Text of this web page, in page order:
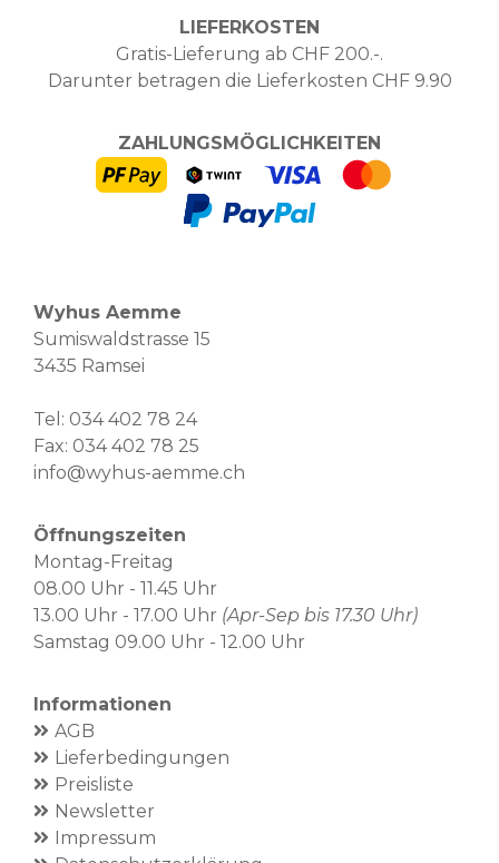
LIEFERKOSTEN
Gratis-Lieferung ab CHF 200.-.
Darunter betragen die Lieferkosten CHF 9.90
ZAHLUNGSMÖGLICHKEITEN
Wyhus Aemme
Sumiswaldstrasse 15
3435 Ramsei
Tel: 034 402 78 24
Fax: 034 402 78 25
info@wyhus-aemme.ch
Öffnungszeiten
Montag-Freitag
08.00 Uhr - 11.45 Uhr
13.00 Uhr - 17.00 Uhr (Apr-Sep bis 17.30 Uhr)
Samstag 09.00 Uhr - 12.00 Uhr
Informationen
AGB
Lieferbedingungen
Preisliste
Newsletter
Impressum